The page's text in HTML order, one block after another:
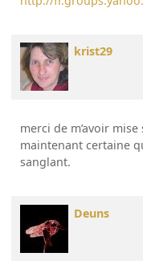
krist29
merci de m’avoir
maintenant certaine
sanglant.
Deuns